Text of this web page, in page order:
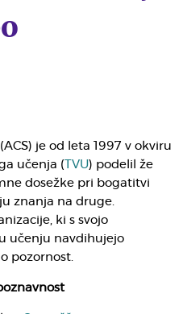
je od leta 1997 v okviru
učenja ( TVU) podelil že
dosežke pri bogatitvi
znanja na druge.
ki s svojo
učenju navdihujejo
pozornost.